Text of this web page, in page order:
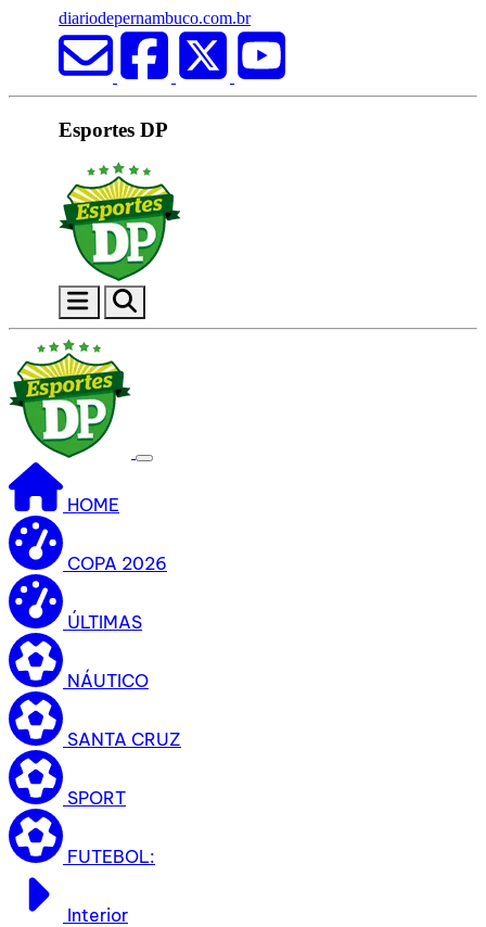
diariodepernambuco.com.br
Esportes DP
HOME
COPA 2026
ÚLTIMAS
NÁUTICO
SANTA CRUZ
SPORT
FUTEBOL:
Interior